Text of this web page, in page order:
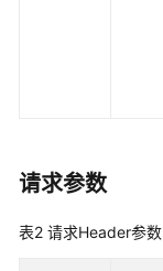
版
信
请求参数
表2 请求Header参数